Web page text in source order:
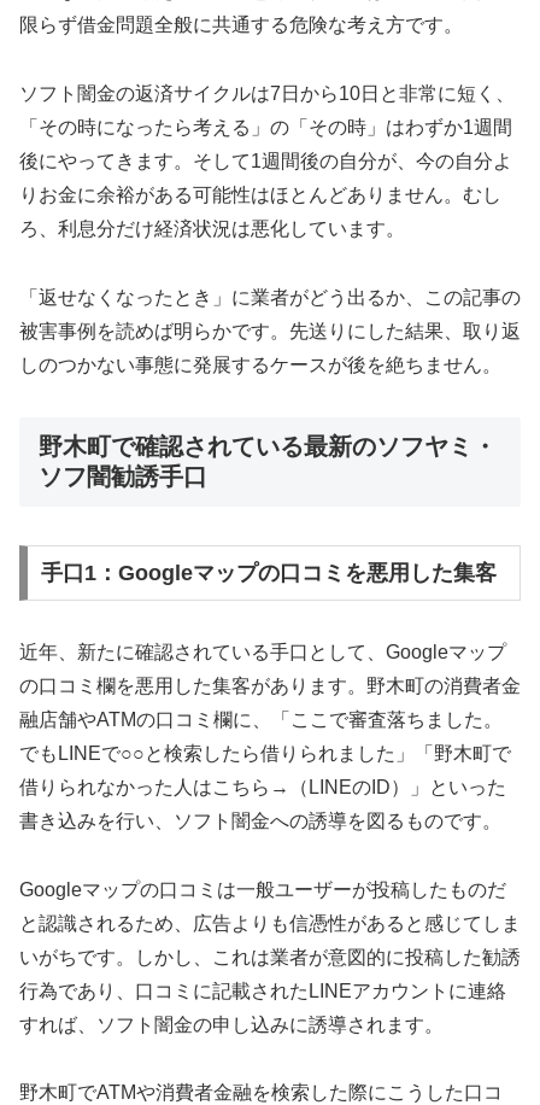
限らず借金問題全般に共通する危険な考え方です。
ソフト闇金の返済サイクルは7日から10日と非常に短く、
「その時になったら考える」の「その時」はわずか1週間
後にやってきます。そして1週間後の自分が、今の自分よ
りお金に余裕がある可能性はほとんどありません。むし
ろ、利息分だけ経済状況は悪化しています。
「返せなくなったとき」に業者がどう出るか、この記事の
被害事例を読めば明らかです。先送りにした結果、取り返
しのつかない事態に発展するケースが後を絶ちません。
野木町で確認されている最新のソフヤミ・
ソフ闇勧誘手口
手口1：Googleマップの口コミを悪用した集客
近年、新たに確認されている手口として、Googleマップ
の口コミ欄を悪用した集客があります。野木町の消費者金
融店舗やATMの口コミ欄に、「ここで審査落ちました。
でもLINEで○○と検索したら借りられました」「野木町で
借りられなかった人はこちら→（LINEのID）」といった
書き込みを行い、ソフト闇金への誘導を図るものです。
Googleマップの口コミは一般ユーザーが投稿したものだ
と認識されるため、広告よりも信憑性があると感じてしま
いがちです。しかし、これは業者が意図的に投稿した勧誘
行為であり、口コミに記載されたLINEアカウントに連絡
すれば、ソフト闇金の申し込みに誘導されます。
野木町でATMや消費者金融を検索した際にこうした口コ